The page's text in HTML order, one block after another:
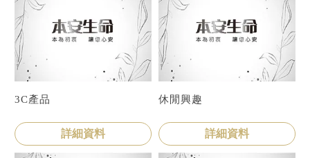
3C產品
詳細資料
休閒興趣
詳細資料